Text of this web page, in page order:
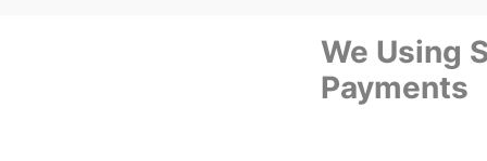
We Using
Payments